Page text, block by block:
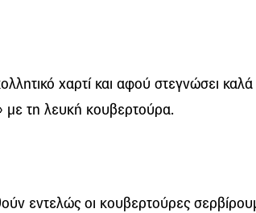
χαρτί και αφού στεγνώσει
με τη λευκή κουβερτούρα.
εντελώς οι κουβερτούρες